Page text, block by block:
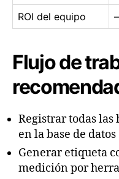
ROI del equipo
Flujo de
Registrar todas
en la base de
Generar etiqueta
medición por